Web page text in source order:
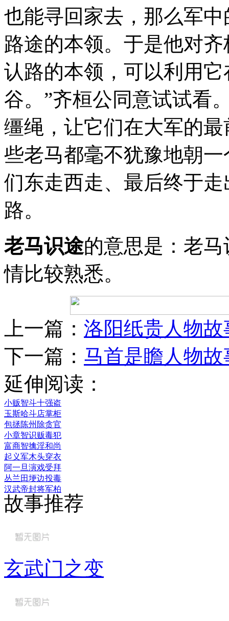
也能寻回家去，那么军
路途的本领。于是他对
认路的本领，可以利用
谷。”齐桓公同意试试看
缰绳，让它们在大军的
些老马都毫不犹豫地朝
们东走西走、最后终于
路。
老马识途的意思是：老
情比较熟悉。
上一篇： 洛阳纸贵人物故
下一篇： 马首是瞻人物故
延伸阅读：
小贩智斗十强盗
玉斯哈斗店掌柜
包拯陈州除贪官
小章智识贩毒犯
富商智擒淫和尚
起义军木头穿衣
阿一旦演戏受拜
丛兰田埂边投毒
汉武帝封将军柏
故事推荐
玄武门之变